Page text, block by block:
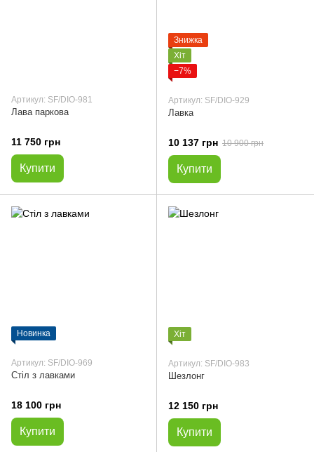
Артикул: SF/DIO-981
Лава паркова
11 750 грн
Купити
Знижка
Хіт
−7%
Артикул: SF/DIO-929
Лавка
10 137 грн 10 900 грн
Купити
Новинка
Артикул: SF/DIO-969
Стіл з лавками
18 100 грн
Купити
Хіт
Артикул: SF/DIO-983
Шезлонг
12 150 грн
Купити